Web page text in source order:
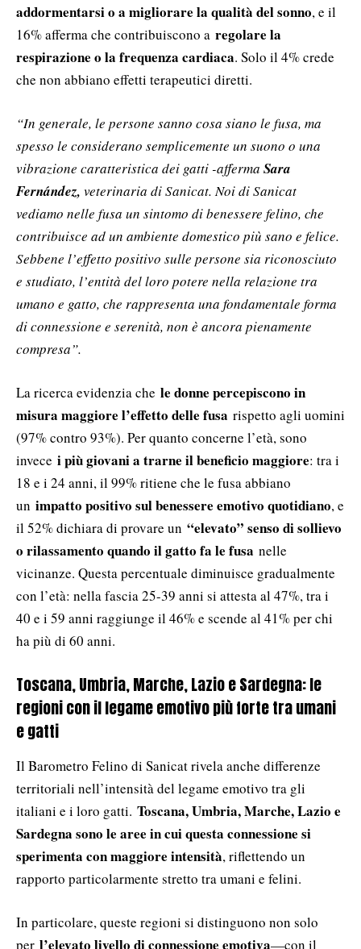
addormentarsi o a migliorare la qualità del sonno, e il
16% afferma che contribuiscono a regolare la
respirazione o la frequenza cardiaca. Solo il 4% crede
che non abbiano effetti terapeutici diretti.
“In generale, le persone sanno cosa siano le fusa, ma
spesso le considerano semplicemente un suono o una
vibrazione caratteristica dei gatti -afferma Sara
Fernández, veterinaria di Sanicat. Noi di Sanicat
vediamo nelle fusa un sintomo di benessere felino, che
contribuisce ad un ambiente domestico più sano e felice.
Sebbene l’effetto positivo sulle persone sia riconosciuto
e studiato, l’entità del loro potere nella relazione tra
umano e gatto, che rappresenta una fondamentale forma
di connessione e serenità, non è ancora pienamente
compresa”.
La ricerca evidenzia che le donne percepiscono in
misura maggiore l’effetto delle fusa rispetto agli uomini
(97% contro 93%). Per quanto concerne l’età, sono
invece i più giovani a trarne il beneficio maggiore: tra i
18 e i 24 anni, il 99% ritiene che le fusa abbiano
un impatto positivo sul benessere emotivo quotidiano, e
il 52% dichiara di provare un “elevato” senso di sollievo
o rilassamento quando il gatto fa le fusa nelle
vicinanze. Questa percentuale diminuisce gradualmente
con l’età: nella fascia 25-39 anni si attesta al 47%, tra i
40 e i 59 anni raggiunge il 46% e scende al 41% per chi
ha più di 60 anni.
Toscana, Umbria, Marche, Lazio e Sardegna: le
regioni con il legame emotivo più forte tra umani
e gatti
Il Barometro Felino di Sanicat rivela anche differenze
territoriali nell’intensità del legame emotivo tra gli
italiani e i loro gatti. Toscana, Umbria, Marche, Lazio e
Sardegna sono le aree in cui questa connessione si
sperimenta con maggiore intensità, riflettendo un
rapporto particolarmente stretto tra umani e felini.
In particolare, queste regioni si distinguono non solo
per l’elevato livello di connessione emotiva—con il